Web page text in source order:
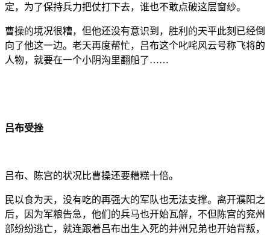
定，为了保持兵力把仗打下去，谁也不敢点破这层窗纱。
曹操的境况很糟，但他还没有意识到，胜利的天平此刻已经倒
向了他这一边。老天再度帮忙，吕布这个叱咤风云号称飞将的
人物，就要在一个小阴沟里翻船了……
吕布受挫
吕布、陈宫的状况比曹操还要糟糕十倍。
民以食为天，没有吃的再强大的军队也无法支撑。离开濮阳之
后，因为军粮告急，他们的兵马也开始瓦解，不但陈宫的兖州
部纷纷逃亡，就连跟着吕布出生入死的并州兄弟也开始背叛，